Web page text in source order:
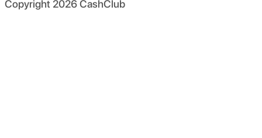
Copyright 2026CashClub